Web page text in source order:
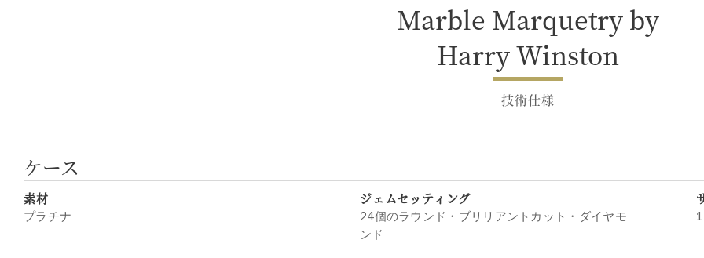
Marble Marquetry by
Harry Winston
技術仕様
ケース
素材
プラチナ
ジェムセッティング
24個のラウンド・ブリリアントカット・ダイヤモ
ンド